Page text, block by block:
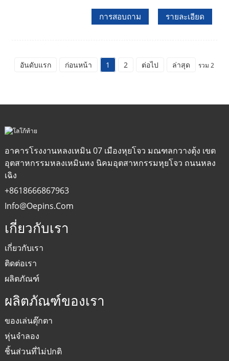
การสอบถาม รายละเอียด
อันดับแรก ก่อนหน้า 1 2 ต่อไป ล่าสุด รวม 2
อาคารโรงงานหลงเหมิน 07 เมืองหุยโจว มณฑลกวางตุ้ง เขต
อุตสาหกรรมหลงเหมินหง นิคมอุตสาหกรรมหุยโจว ถนนหลง
เฉิง
+8618666867963
Info@oepins.com
เกี่ยวกับเรา
เกี่ยวกับเรา
ติดต่อเรา
ผลิตภัณฑ์
ผลิตภัณฑ์ของเรา
ของเล่นตุ๊กตา
หุ่นจำลอง
ชิ้นส่วนที่ไม่ปกติ